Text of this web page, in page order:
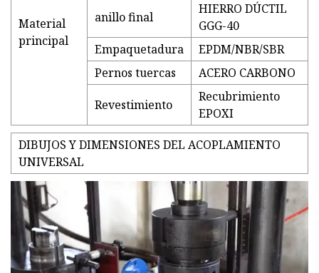
Material
principal
anillo final
HIERRO DÚCTIL
GGG-40
Empaquetadura
EPDM/NBR/SBR
Pernos tuercas
ACERO CARBONO
Revestimiento
Recubrimiento
EPOXI
DIBUJOS Y DIMENSIONES DEL ACOPLAMIENTO
UNIVERSAL